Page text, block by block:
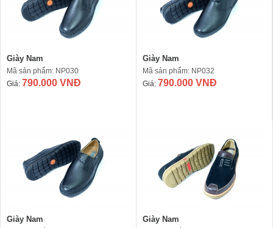
Giày Nam
Mã sản phẩm: NP030
Giá: 790.000 VNĐ
Giày Nam
Mã sản phẩm: NP032
Giá: 790.000 VNĐ
Giày Nam Giày Nam